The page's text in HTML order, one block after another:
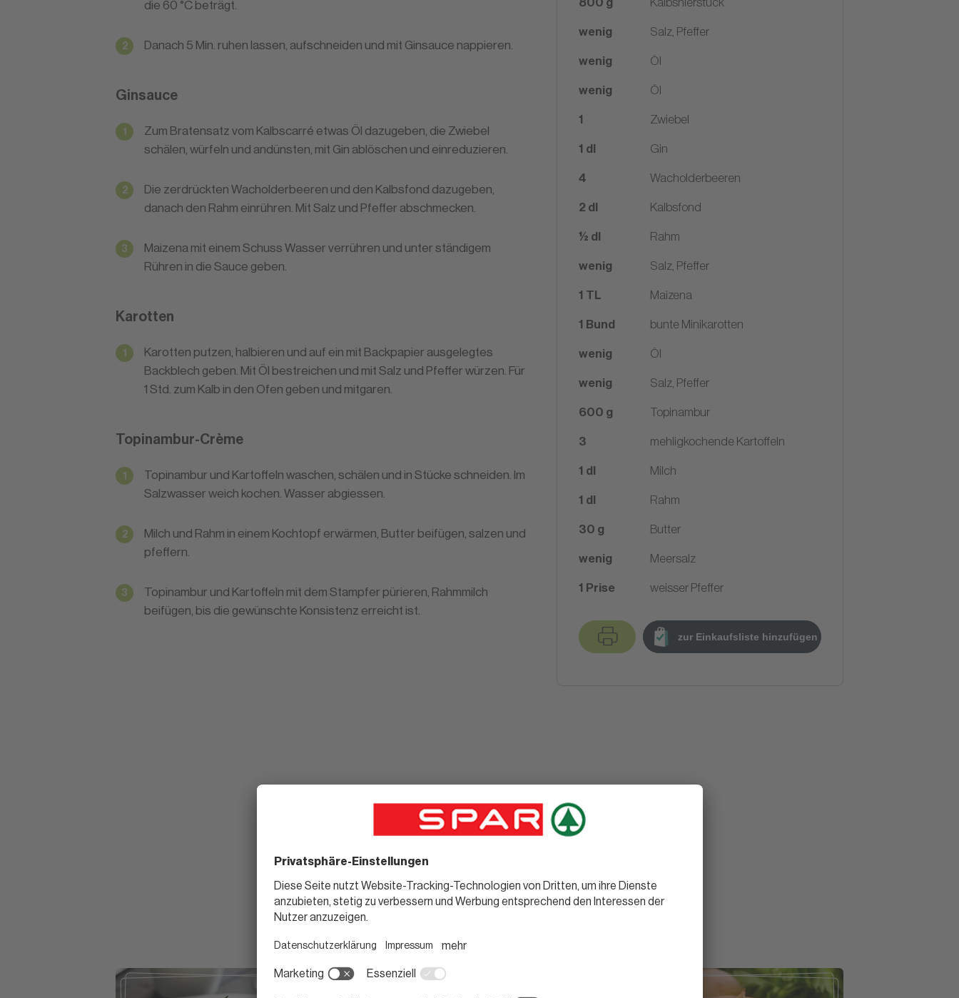
die 60 °C beträgt.
Danach 5 Min. ruhen lassen, aufschneiden und mit Ginsauce nappieren.
Ginsauce
Zum Bratensatz vom Kalbscarré etwas Öl dazugeben, die Zwiebel
schälen, würfeln und andünsten, mit Gin ablöschen und einreduzieren.
Die zerdrückten Wacholderbeeren und den Kalbsfond dazugeben,
danach den Rahm einrühren. Mit Salz und Pfeffer abschmecken.
Maizena mit einem Schuss Wasser verrühren und unter ständigem
Rühren in die Sauce geben.
Karotten
Karotten putzen, halbieren und auf ein mit Backpapier ausgelegtes
Backblech geben. Mit Öl bestreichen und mit Salz und Pfeffer würzen. Für
1 Std. zum Kalb in den Ofen geben und mitgaren.
Topinambur-Crème
Topinambur und Kartoffeln waschen, schälen und in Stücke schneiden. Im
Salzwasser weich kochen. Wasser abgiessen.
Milch und Rahm in einem Kochtopf erwärmen, Butter beifügen, salzen und
pfeffern.
Topinambur und Kartoffeln mit dem Stampfer pürieren, Rahmmilch
beifügen, bis die gewünschte Konsistenz erreicht ist.
wenig Salz, Pfeffer
wenig Öl
wenig Öl
1 Zwiebel
1 dl Gin
4 Wacholderbeeren
2 dl Kalbsfond
½ dl Rahm
wenig Salz, Pfeffer
1 TL Maizena
1 Bund bunte Minikarotten
wenig Öl
wenig Salz, Pfeffer
600 g Topinambur
3 mehligkochende Kartoffeln
1 dl Milch
1 dl Rahm
30 g Butter
wenig Meersalz
1 Prise weisser Pfeffer
zur Einkaufsliste hinzufügen
Noch mehr
leckere Rezepte für dich.